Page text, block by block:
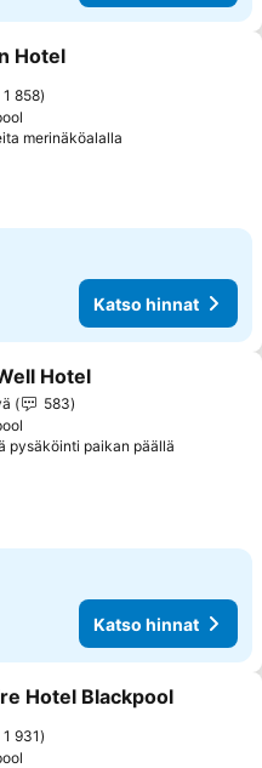
suosikkeihin
Hotel
1 858
merinäköalalla
Katso hinnat
suosikkeihin
Hotel
583
pysäköinti paikan päällä
Katso hinnat
suosikkeihin
Hotel Blackpool
1 931